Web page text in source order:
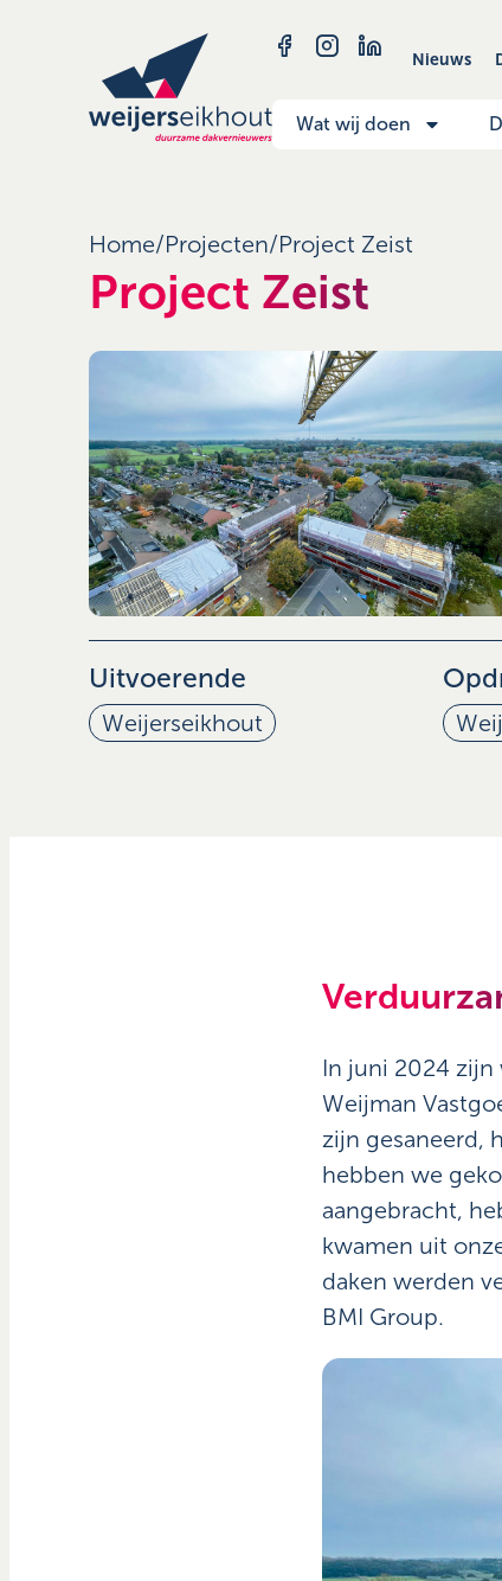
Nieuws
Wat wij doen
Home/Projecten/Project Zeist
Project Zeist
Uitvoerende
Weijerseikhout
In juni 2024
Weijman
zijn gesaneerd,
hebben we
aangebracht,
kwamen uit
daken werden
BMI Group.